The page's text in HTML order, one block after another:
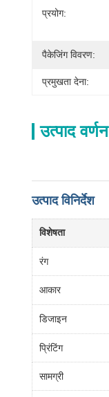
प्रयोग:
पैकेजिंग विवरण:
प्रमुखता देना:
उत्पाद वर्णन
उत्पाद विनिर्देश
विशेषता
रंग
आकार
डिजाइन
प्रिंटिंग
सामग्री